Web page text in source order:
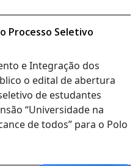
Processo Seletivo
e Integração dos
o edital de abertura
de estudantes
“Universidade na
de todos” para o Polo